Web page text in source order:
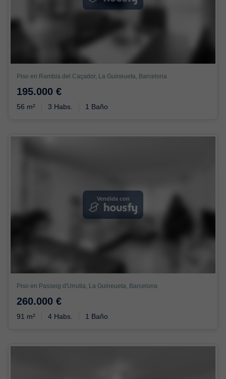
Piso en Rambla del Caçador, La Guineueta, Barcelona
195.000 €
56 m² 3 Habs. 1 Baño
Vendida con
Piso en Passeig d'Urrutia, La Guineueta, Barcelona
260.000 €
91 m² 4 Habs. 1 Baño